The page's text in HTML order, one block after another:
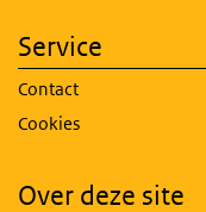
Service
Contact
Cookies
Over deze site